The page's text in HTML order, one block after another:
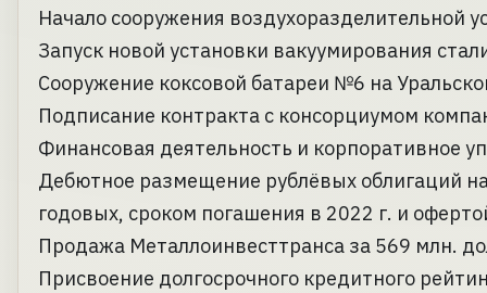
Начало сооружения воздухоразделительной
Запуск новой установки вакуумирования
Сооружение коксовой батареи №6 на
Подписание контракта с консорциумом
Финансовая деятельность и корпоративное
Дебютное размещение рублёвых облигаций
годовых, сроком погашения в 2022 г. и
Продажа Металлоинвесттранса за 569 млн.
Присвоение долгосрочного кредитного